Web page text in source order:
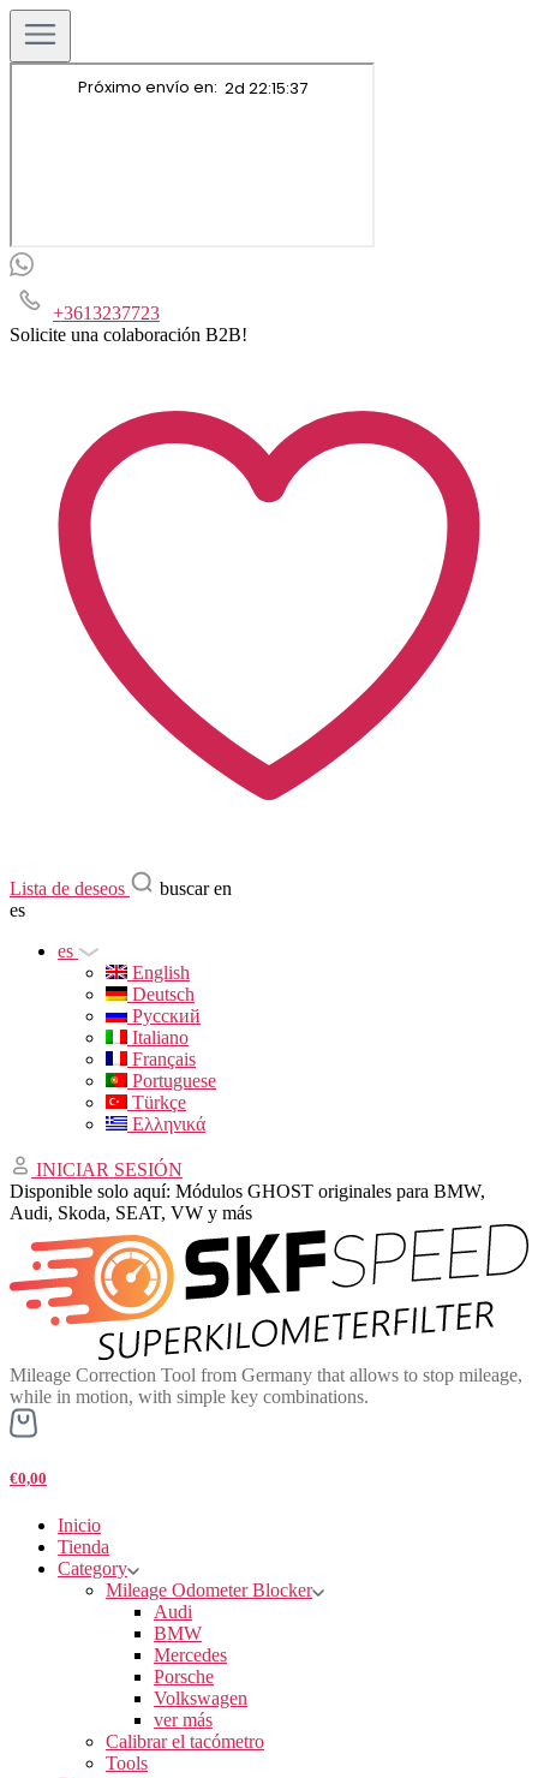
+3613237723
Solicite una colaboración B2B!
Lista de deseos
buscar en
es
es
English
Deutsch
Русский
Italiano
Français
Portuguese
Türkçe
Ελληνικά
INICIAR SESIÓN
Disponible solo aquí: Módulos GHOST originales para BMW,
Audi, Skoda, SEAT, VW y más
Mileage Correction Tool from Germany that allows to stop mileage,
while in motion, with simple key combinations.
€0,00
Inicio
Tienda
Category
Mileage Odometer Blocker
Audi
BMW
Mercedes
Porsche
Volkswagen
ver más
Calibrar el tacómetro
Tools